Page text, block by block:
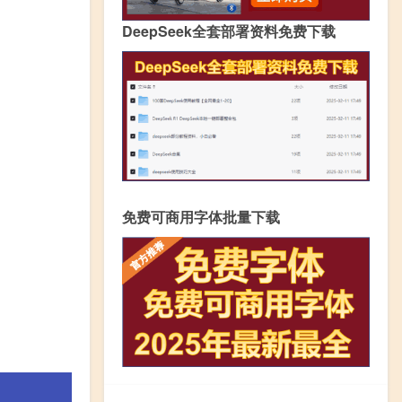
DeepSeek全套部署资料免费下载
免费可商用字体批量下载